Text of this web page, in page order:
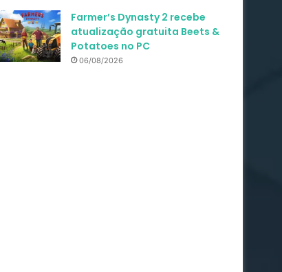
Farmer’s Dynasty 2 recebe
atualização gratuita Beets &
Potatoes no PC
06/08/2026